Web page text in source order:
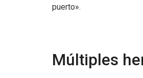
puerto».
Múltiples